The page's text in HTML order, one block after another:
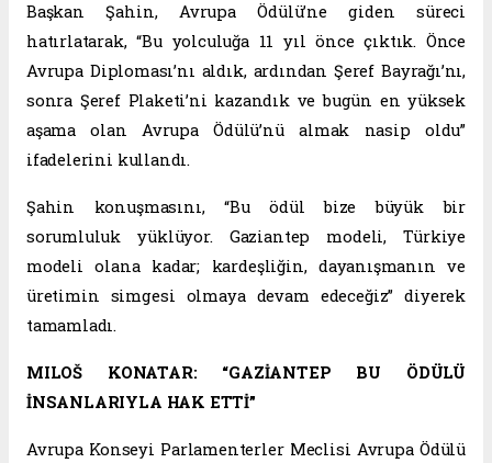
Başkan Şahin, Avrupa Ödülü’ne giden süreci
hatırlatarak, “Bu yolculuğa 11 yıl önce çıktık. Önce
Avrupa Diploması’nı aldık, ardından Şeref Bayrağı’nı,
sonra Şeref Plaketi’ni kazandık ve bugün en yüksek
aşama olan Avrupa Ödülü’nü almak nasip oldu”
ifadelerini kullandı.
Şahin konuşmasını, “Bu ödül bize büyük bir
sorumluluk yüklüyor. Gaziantep modeli, Türkiye
modeli olana kadar; kardeşliğin, dayanışmanın ve
üretimin simgesi olmaya devam edeceğiz” diyerek
tamamladı.
MILOŠ KONATAR: “GAZİANTEP BU ÖDÜLÜ
İNSANLARIYLA HAK ETTİ”
Avrupa Konseyi Parlamenterler Meclisi Avrupa Ödülü